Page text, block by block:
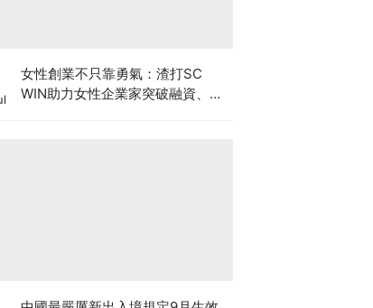
女性創業不只靠勇氣：渣打SC
WIN助力女性企業家突破融資、網